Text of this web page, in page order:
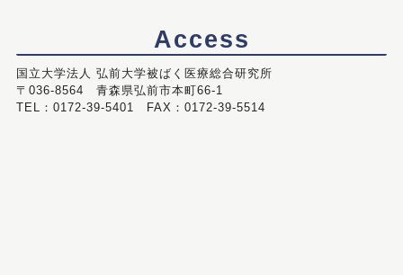
Access
国立大学法人 弘前大学被ばく医療総合研究所
〒036-8564 青森県弘前市本町66-1
TEL：0172-39-5401 FAX：0172-39-5514